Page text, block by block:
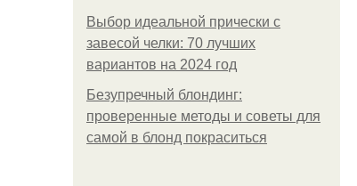
Выбор идеальной прически с
завесой челки: 70 лучших
вариантов на 2024 год
Безупречный блондинг:
проверенные методы и советы для
самой в блонд покраситься